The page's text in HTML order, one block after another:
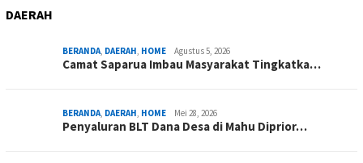
DAERAH
BERANDA, DAERAH, HOME Agustus 5, 2026
Camat Saparua Imbau Masyarakat Tingkatka…
BERANDA, DAERAH, HOME Mei 28, 2026
Penyaluran BLT Dana Desa di Mahu Diprior…